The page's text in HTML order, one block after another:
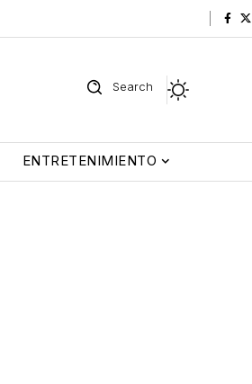
Search
ENTRETENIMIENTO